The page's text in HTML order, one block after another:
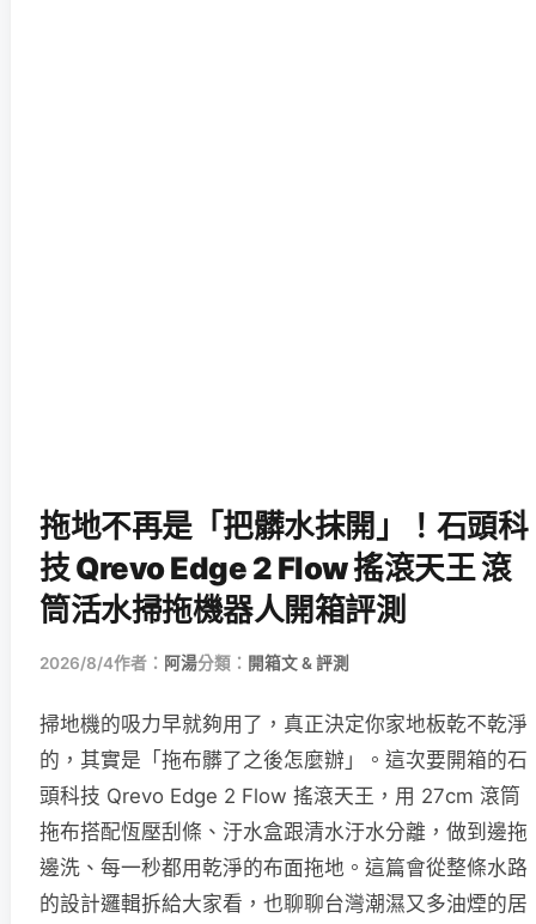
拖地不再是「把髒水抹開」！石頭科
技 Qrevo Edge 2 Flow 搖滾天王 滾
筒活水掃拖機器人開箱評測
2026/8/4作者： 阿湯分類： 開箱文 & 評測
掃地機的吸力早就夠用了，真正決定你家地板乾不乾淨
的，其實是「拖布髒了之後怎麼辦」。這次要開箱的石
頭科技 Qrevo Edge 2 Flow 搖滾天王，用 27cm 滾筒
拖布搭配恆壓刮條、汙水盒跟清水汙水分離，做到邊拖
邊洗、每一秒都用乾淨的布面拖地。這篇會從整條水路
的設計邏輯拆給大家看，也聊聊台灣潮濕又多油煙的居